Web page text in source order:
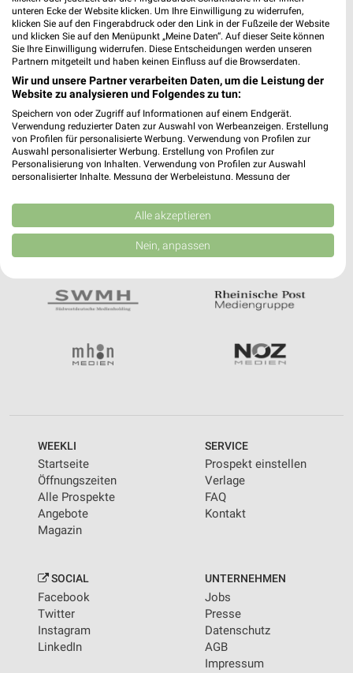
Jetzt kostenlos laden
Prospekte App für Android
Prospekte App für iOS
Kostenlos im App Store erhältlich
WEEKLI
Startseite
Öffnungszeiten
Alle Prospekte
Angebote
Magazin
SERVICE
Prospekt einstellen
Verlage
FAQ
Kontakt
SOCIAL
Facebook
Twitter
Instagram
LinkedIn
UNTERNEHMEN
Jobs
Presse
Datenschutz
AGB
Impressum
unteren Ecke der Website klicken. Um Ihre Einwilligung zu widerrufen,
klicken Sie auf den Fingerabdruck oder den Link in der Fußzeile der Website
und klicken Sie auf den Menüpunkt „Meine Daten“. Auf dieser Seite können
Sie Ihre Einwilligung widerrufen. Diese Entscheidungen werden unseren
Partnern mitgeteilt und haben keinen Einfluss auf die Browserdaten.
Wir und unsere Partner verarbeiten Daten, um die Leistung der
Website zu analysieren und Folgendes zu tun:
Speichern von oder Zugriff auf Informationen auf einem Endgerät.
Verwendung reduzierter Daten zur Auswahl von Werbeanzeigen. Erstellung
von Profilen für personalisierte Werbung. Verwendung von Profilen zur
Auswahl personalisierter Werbung. Erstellung von Profilen zur
Personalisierung von Inhalten. Verwendung von Profilen zur Auswahl
personalisierter Inhalte. Messung der Werbeleistung. Messung der
Kombinationen von Daten aus verschiedenen Quellen. Entwicklung und
Verbesserung der Angebote. Verwendung reduzierter Daten zur Auswahl
von Inhalten.
Daten können außerhalb der Europäischen Union weitergegeben und in die
Website/App.
Partnerliste anzeigen (1 IAB-Anbieter)
IAB-Verarbeitungszwecke:
Speichern von oder Zugriff auf Informationen
Erstellung von Profilen für personalisierte
Werbung
Verwendung von Profilen zur Auswahl
personalisierter Werbung
Verwendung von Profilen zur Auswahl
personalisierter Inhalte
Messung der Werbeleistung
Alle akzeptieren
Nein, anpassen